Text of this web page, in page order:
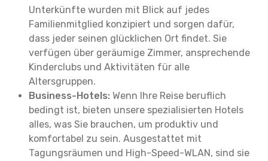
Unterkünfte wurden mit Blick auf jedes
Familienmitglied konzipiert und sorgen dafür,
dass jeder seinen glücklichen Ort findet. Sie
verfügen über geräumige Zimmer, ansprechende
Kinderclubs und Aktivitäten für alle
Altersgruppen.
Business-Hotels: Wenn Ihre Reise beruflich
bedingt ist, bieten unsere spezialisierten Hotels
alles, was Sie brauchen, um produktiv und
komfortabel zu sein. Ausgestattet mit
Tagungsräumen und High-Speed-WLAN, sind sie